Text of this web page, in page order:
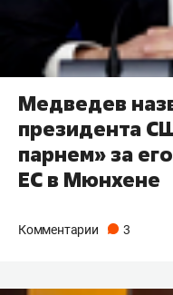
Медведев
президента
парнем» за
ЕС в Мюнхене
Комментарии 3